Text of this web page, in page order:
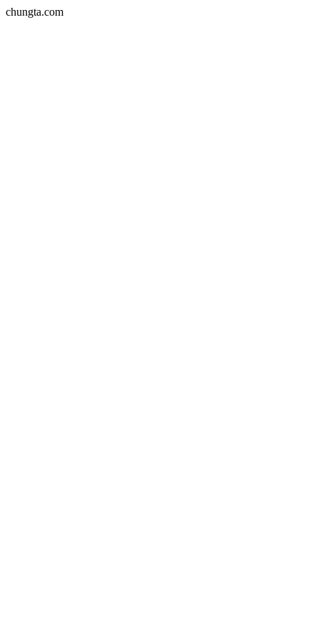
chungta.com